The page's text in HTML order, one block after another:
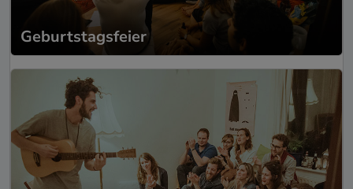
Geburtstagsfeier